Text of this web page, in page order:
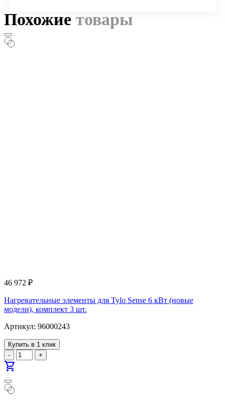
Похожие товары
46 972 ₽
Нагревательные элементы для Tylo Sense 6 кВт (новые
модели), комплект 3 шт.
Артикул: 96000243
Купить в 1 клик
-
+
shopping_cart